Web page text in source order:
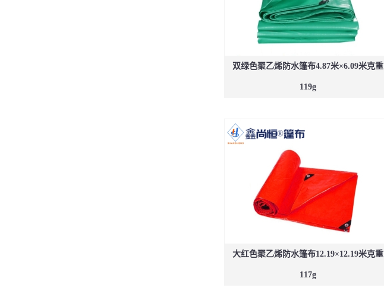
双绿色聚乙烯防水篷布4.87米×6.09米克重
119g
大红色聚乙烯防水篷布12.19×12.19米克重
117g